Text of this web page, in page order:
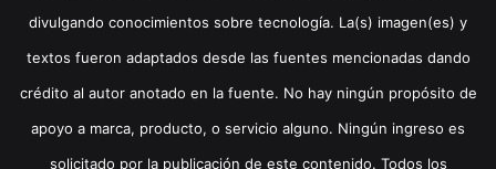
divulgando conocimientos sobre tecnología. La(s) imagen(es) y
textos fueron adaptados desde las fuentes mencionadas dando
crédito al autor anotado en la fuente. No hay ningún propósito de
apoyo a marca, producto, o servicio alguno. Ningún ingreso es
solicitado por la publicación de este contenido. Todos los